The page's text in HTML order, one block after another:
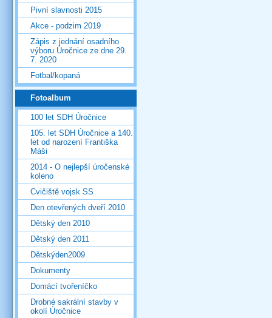
Pivní slavnosti 2015
Akce - podzim 2019
Zápis z jednání osadního
výboru Úročnice ze dne 29.
7. 2020
Fotbal/kopaná
Fotoalbum
100 let SDH Úročnice
105. let SDH Úročnice a 140.
let od narození Františka
Máši
2014 - O nejlepší úročenské
koleno
Cvičiště vojsk SS
Den otevřených dveří 2010
Dětský den 2010
Dětský den 2011
Dětskýden2009
Dokumenty
Domácí tvořeníčko
Drobné sakrální stavby v
okolí Úročnice